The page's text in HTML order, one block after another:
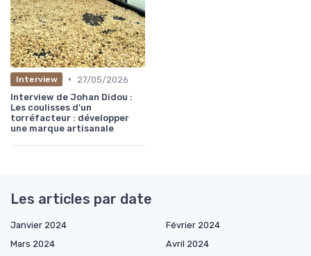
Interview •
27/05/2026
Interview de Johan Didou :
Les coulisses d'un
torréfacteur : développer
une marque artisanale
Les articles par date
Janvier 2024
Février 2024
Mars 2024
Avril 2024